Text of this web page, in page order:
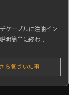
ケーブルに注油イン
明簡単に終わ ...
ら気づいた事